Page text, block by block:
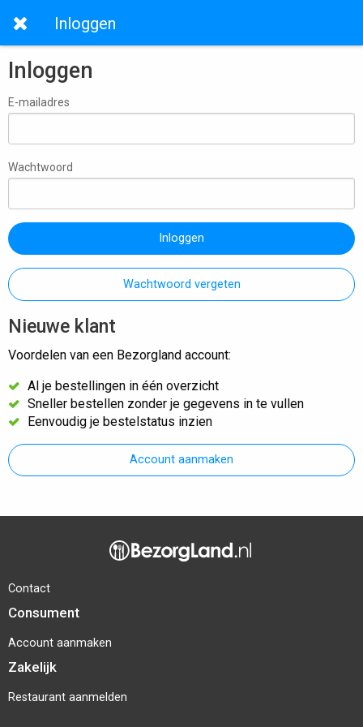
Inloggen
Inloggen
E-mailadres
Wachtwoord
Inloggen
Wachtwoord vergeten
Nieuwe klant
Voordelen van een Bezorgland account:
Al je bestellingen in één overzicht
Sneller bestellen zonder je gegevens in te vullen
Eenvoudig je bestelstatus inzien
Account aanmaken
Contact
Consument
Account aanmaken
Zakelijk
Restaurant aanmelden